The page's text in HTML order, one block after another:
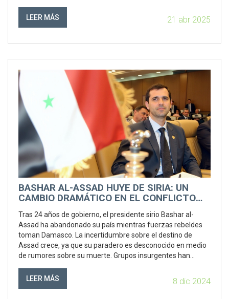
pese a afinidades católicas.
LEER MÁS 21 abr 2025
BASHAR AL-ASSAD HUYE DE SIRIA: UN
CAMBIO DRAMÁTICO EN EL CONFLICTO
Tras 24 años de gobierno, el presidente sirio Bashar al-
Assad ha abandonado su país mientras fuerzas rebeldes
toman Damasco. La incertidumbre sobre el destino de
Assad crece, ya que su paradero es desconocido en medio
de rumores sobre su muerte. Grupos insurgentes han
ciudades claves y la toma de la sede de radio y televisión
nacional. Miles de sirios huyen del país debido a la
LEER MÁS 8 dic 2024